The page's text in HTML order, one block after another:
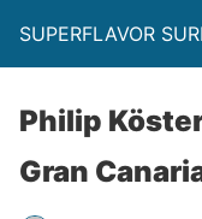
SUPERFLAVOR
Philip
Gran